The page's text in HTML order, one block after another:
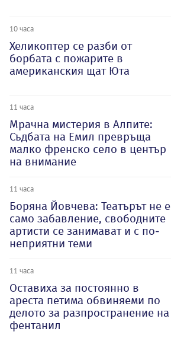
10 часа
Хеликоптер се разби от
борбата с пожарите в
американския щат Юта
11 часа
Мрачна мистерия в Алпите:
Съдбата на Емил превръща
малко френско село в център
на внимание
11 часа
Боряна Йовчева: Театърът не е
само забавление, свободните
артисти се занимават и с по-
неприятни теми
11 часа
Оставиха за постоянно в
ареста петима обвиняеми по
делото за разпространение на
фентанил